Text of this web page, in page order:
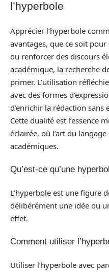
l’hyperbole
Apprécier l’hyperbole
avantages, que ce soit
ou renforcer des discours
académique, la recherche
primer. L’utilisation
avec des formes
d’enrichir la rédaction
Cette dualité est l’essence
éclairée, où l’art du
académiques.
Qu’est-ce qu’une
L’hyperbole est une figure
délibérément une idée ou
effet.
Comment utiliser
Utiliser l’hyperbole avec